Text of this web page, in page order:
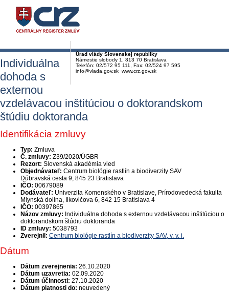
Úrad vlády Slovenskej republiky
Námestie slobody 1, 813 70 Bratislava
Telefón: 02/572 95 111, Fax: 02/524 97 595
info@vlada.gov.sk www.crz.gov.sk
Individuálna
dohoda s
externou
vzdelávacou inštitúciou o doktorandskom
štúdiu doktoranda
Identifikácia zmluvy
Typ: Zmluva
Č. zmluvy: Z39/2020/ÚGBR
Rezort: Slovenská akadémia vied
Objednávateľ: Centrum biológie rastlín a biodiverzity SAV
Dúbravská cesta 9, 845 23 Bratislava
IČO: 00679089
Dodávateľ: Univerzita Komenského v Bratislave, Prírodovedecká fakulta
Mlynská dolina, Ilkovičova 6, 842 15 Bratislava 4
IČO: 00397865
Názov zmluvy: Individuálna dohoda s externou vzdelávacou inštitúciou o
doktorandskom štúdiu doktoranda
ID zmluvy: 5038793
Zverejnil: Centrum biológie rastlín a biodiverzity SAV, v. v. i.
Dátum
Dátum zverejnenia: 26.10.2020
Dátum uzavretia: 02.09.2020
Dátum účinnosti: 27.10.2020
Dátum platnosti do: neuvedený